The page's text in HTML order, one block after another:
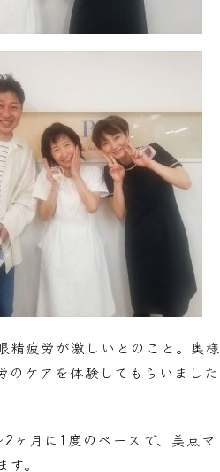
精疲労が激しいとのこと。奥
のケアを体験してもらいまし
ヶ月に1度のペースで、美点
。